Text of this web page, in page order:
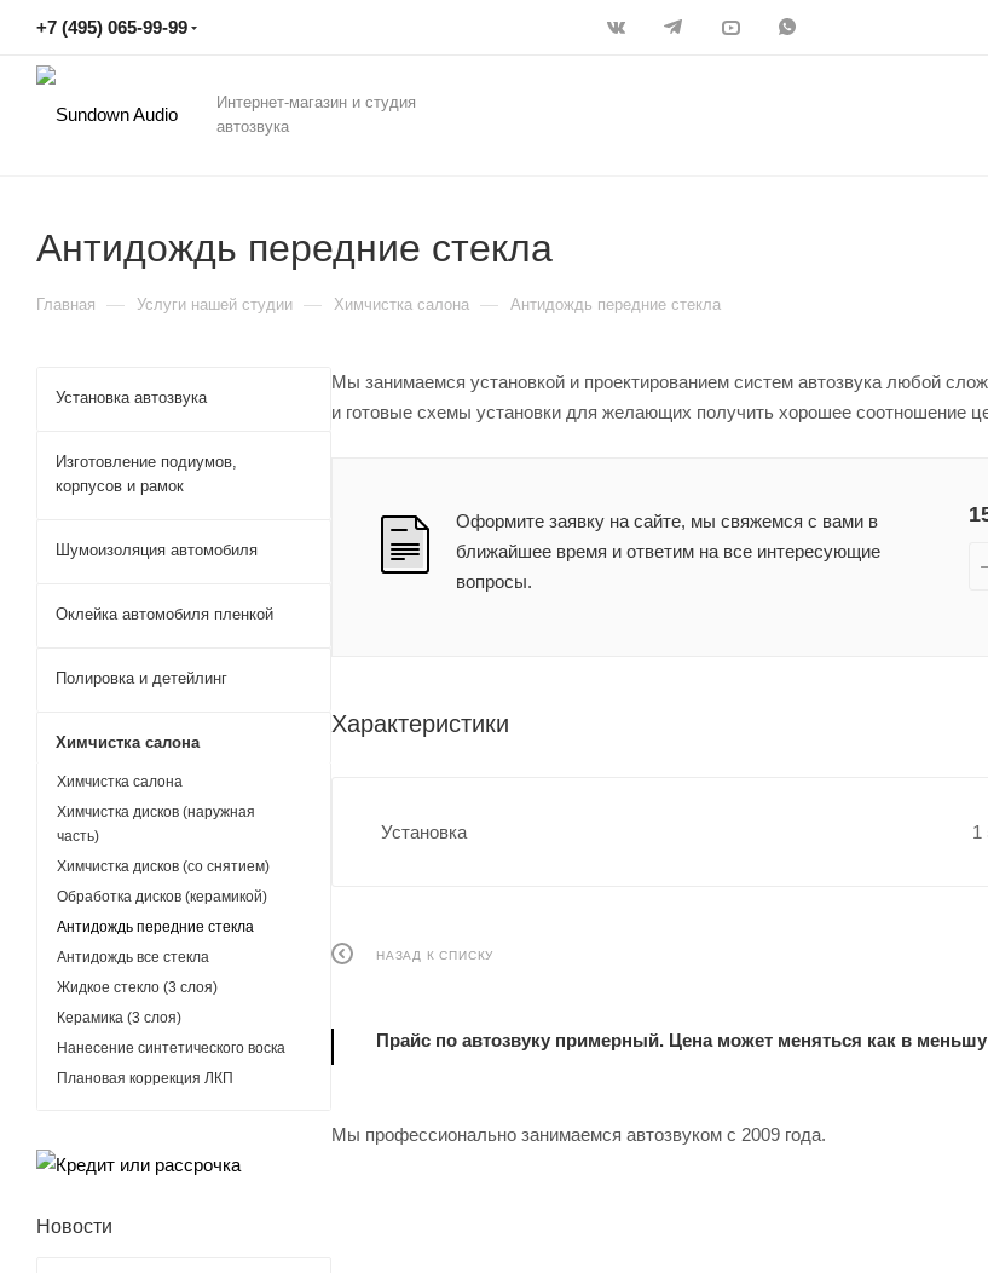
+7 (495) 065-99-99
Интернет-магазин и студия
автозвука
Антидождь передние стекла
Главная — Услуги нашей студии — Химчистка салона — Антидождь передние стекла
Мы занимаемся установкой и проектированием систем автозвука любой
и готовые схемы установки для желающих получить хорошее соотношение
Оформите заявку на сайте, мы свяжемся с вами в
ближайшее время и ответим на все интересующие
вопросы.
Характеристики
Установка 1
НАЗАД К СПИСКУ
Прайс по автозвуку примерный. Цена может меняться как в
Мы профессионально занимаемся автозвуком с 2009 года.
Установка автозвука
Изготовление подиумов,
корпусов и рамок
Шумоизоляция автомобиля
Оклейка автомобиля пленкой
Полировка и детейлинг
Химчистка салона
Химчистка салона
Химчистка дисков (наружная
часть)
Химчистка дисков (со снятием)
Обработка дисков (керамикой)
Антидождь передние стекла
Антидождь все стекла
Жидкое стекло (3 слоя)
Керамика (3 слоя)
Нанесение синтетического воска
Плановая коррекция ЛКП
Новости